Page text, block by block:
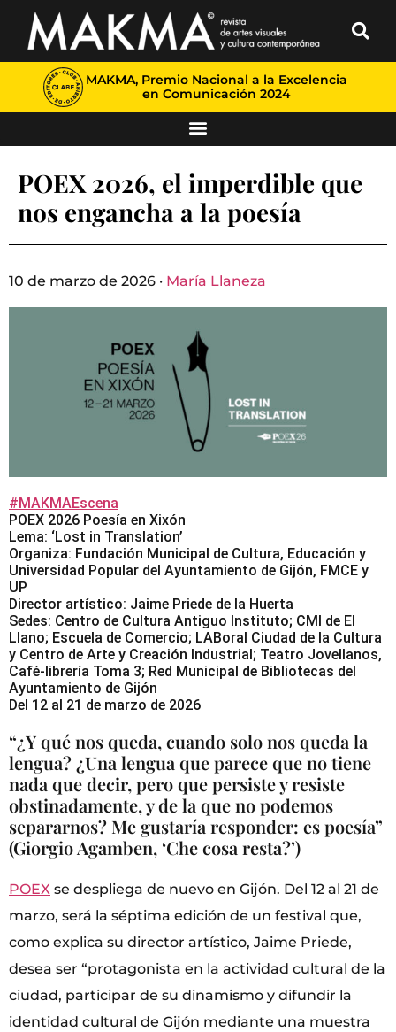
MAKMA, Premio Nacional a la Excelencia
en Comunicación 2024
POEX 2026, el imperdible que
nos engancha a la poesía
10 de marzo de 2026 · María Llaneza
#MAKMAEscena
POEX 2026 Poesía en Xixón
Lema: ‘Lost in Translation’
Organiza: Fundación Municipal de Cultura, Educación y
Universidad Popular del Ayuntamiento de Gijón, FMCE y
UP
Director artístico: Jaime Priede de la Huerta
Sedes: Centro de Cultura Antiguo Instituto; CMI de El
Llano; Escuela de Comercio; LABoral Ciudad de la Cultura
y Centro de Arte y Creación Industrial; Teatro Jovellanos,
Café-librería Toma 3; Red Municipal de Bibliotecas del
Ayuntamiento de Gijón
Del 12 al 21 de marzo de 2026
“¿Y qué nos queda, cuando solo nos queda la
lengua? ¿Una lengua que parece que no tiene
nada que decir, pero que persiste y resiste
obstinadamente, y de la que no podemos
separarnos? Me gustaría responder: es poesía”
(Giorgio Agamben, ‘Che cosa resta?’)
POEX se despliega de nuevo en Gijón. Del 12 al 21 de
marzo, será la séptima edición de un festival que,
como explica su director artístico, Jaime Priede,
desea ser “protagonista en la actividad cultural de la
ciudad, participar de su dinamismo y difundir la
identidad cultural de Gijón mediante una muestra